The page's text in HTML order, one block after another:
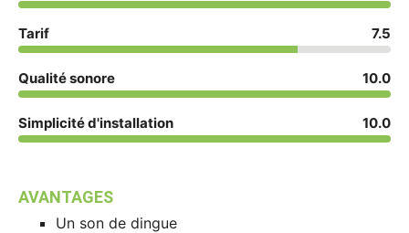
Tarif 7.5
Qualité sonore 10.0
Simplicité d'installation 10.0
AVANTAGES
Un son de dingue